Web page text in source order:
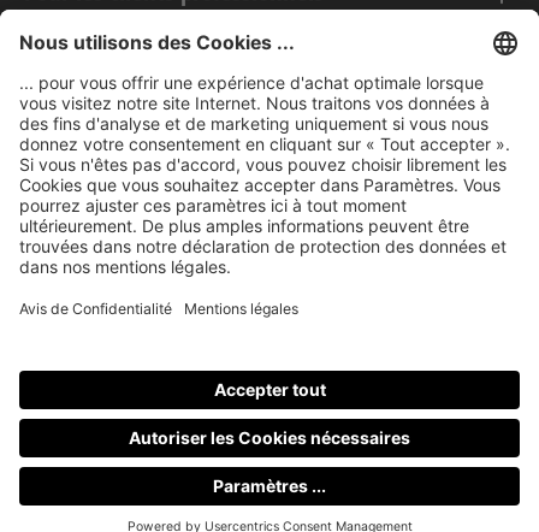
Mentions légales
nubert sur le web
Modes de paiement
Tous les prix incluent la TVA, plus les fraisd'expédition
éventuels frais de livraison, sauf indication contraire.